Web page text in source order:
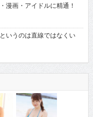
画・アイドルに精通！
うのは直線ではなくい